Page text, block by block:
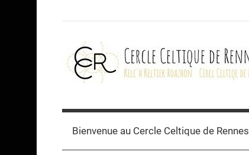
Cercle
celtique
Bienvenue au Cercle Celtique de Rennes